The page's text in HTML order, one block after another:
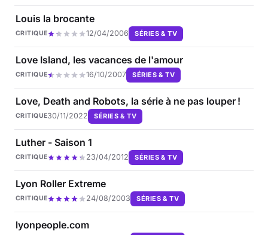
Louis la brocante
CRITIQUE 12/04/2006 SÉRIES & TV
Love Island, les vacances de l'amour
CRITIQUE 16/10/2007 SÉRIES & TV
Love, Death and Robots, la série à ne pas louper !
CRITIQUE30/11/2022 SÉRIES & TV
Luther - Saison 1
CRITIQUE 23/04/2012 SÉRIES & TV
Lyon Roller Extreme
CRITIQUE 24/08/2003 SÉRIES & TV
lyonpeople.com